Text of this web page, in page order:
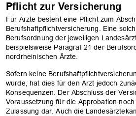
Pflicht zur Versicherung
Für Ärzte besteht eine Pflicht zum
Berufshaftpflichtversicherung. Eine
Berufsordnung der jeweiligen
beispielsweise Paragraf 21 der
nordrheinischen Ärzte.
Sofern keine
wurde, hat dies für den Arzt jedoch
Konsequenzen. Der Abschluss der
Voraussetzung für die Approbation
Zulassung dar. Auch die